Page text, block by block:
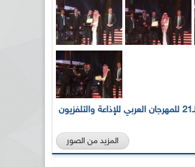
بالصور... الدورة الـ21 للمهرجان العربي للإذاعة والتلفزيون
المزيد من الصور